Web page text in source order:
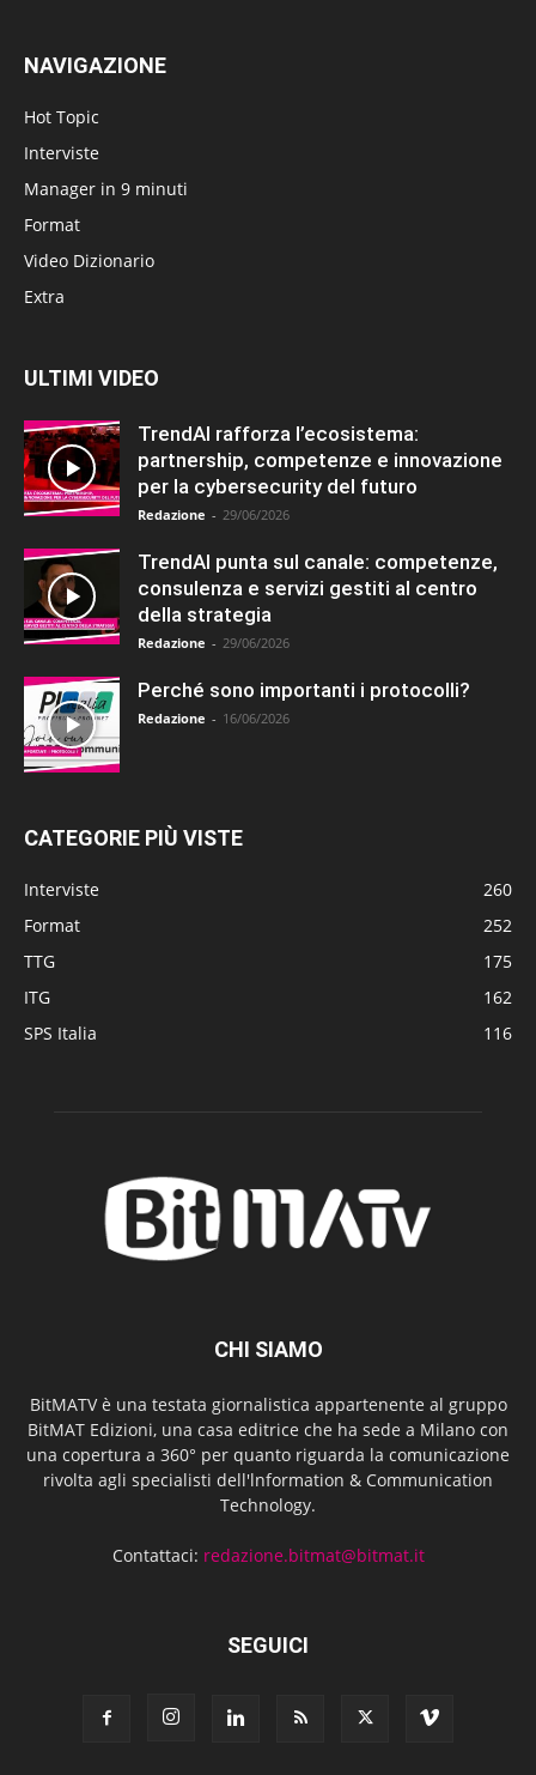
NAVIGAZIONE
Hot Topic
Interviste
Manager in 9 minuti
Format
Video Dizionario
Extra
ULTIMI VIDEO
TrendAI rafforza l’ecosistema:
partnership, competenze e innovazione
per la cybersecurity del futuro
Redazione - 29/06/2026
TrendAI punta sul canale: competenze,
consulenza e servizi gestiti al centro
della strategia
Redazione - 29/06/2026
Perché sono importanti i protocolli?
Redazione - 16/06/2026
CATEGORIE PIÙ VISTE
Interviste
260
Format
252
TTG
175
ITG
162
SPS Italia
116
CHI SIAMO
BitMATV è una testata giornalistica appartenente al gruppo
BitMAT Edizioni, una casa editrice che ha sede a Milano con
una copertura a 360° per quanto riguarda la comunicazione
rivolta agli specialisti dell'lnformation & Communication
Technology.
Contattaci: redazione.bitmat@bitmat.it
SEGUICI